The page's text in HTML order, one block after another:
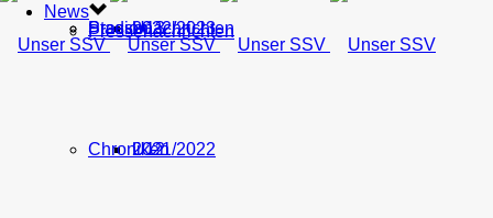
U13
U12
2022/2023
2021/2022
Stadion
Chroniken
Pressenachrichten
News
Pressenachrichten